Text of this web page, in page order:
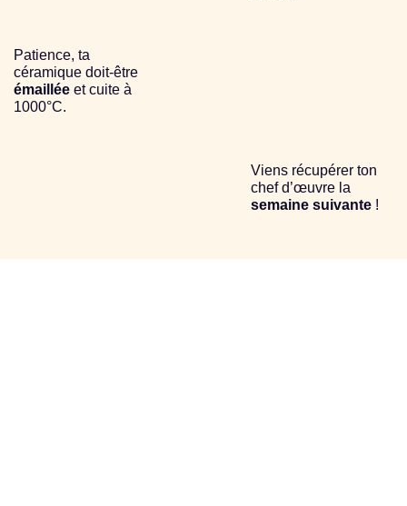
Patience, ta
céramique doit-être
émaillée et cuite à
1000°C.
Viens récupérer ton
chef d’œuvre la
semaine suivante !